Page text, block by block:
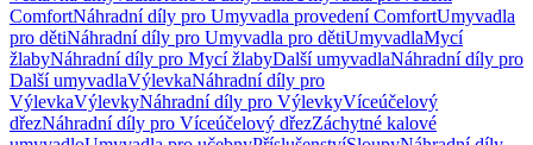
ComfortNáhradní díly pro Umyvadla provedení ComfortUmyvadla
pro dětiNáhradní díly pro Umyvadla pro dětiUmyvadlaMycí
žlabyNáhradní díly pro Mycí žlabyDalší umyvadlaNáhradní díly pro
Další umyvadlaVýlevkaNáhradní díly pro
VýlevkaVýlevkyNáhradní díly pro VýlevkyVíceúčelový
dřezNáhradní díly pro Víceúčelový dřezZáchytné kalové